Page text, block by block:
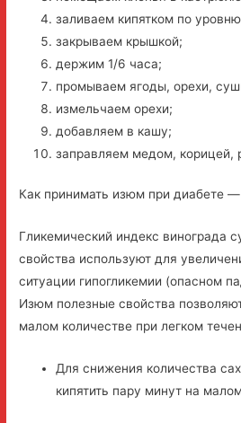
заливаем кипятком по
закрываем крышкой;
держим 1/6 часа;
промываем ягоды, орехи,
измельчаем орехи;
добавляем в кашу;
заправляем медом, корицей,
Как принимать изюм при диабете
Гликемический индекс винограда
свойства используют для
ситуации гипогликемии (опасном
Изюм полезные свойства
малом количестве при легком
Для снижения количества
кипятить пару минут на